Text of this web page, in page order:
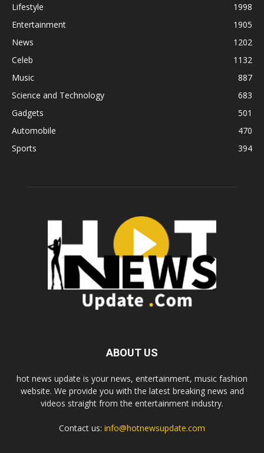
Lifestyle
1998
Entertainment
1905
News
1202
Celeb
1132
Music
887
Science and Technology
683
Gadgets
501
Automobile
470
Sports
394
ABOUT US
hot news update is your news, entertainment, music fashion
website. We provide you with the latest breaking news and
videos straight from the entertainment industry.
Contact us: info@hotnewsupdate.com